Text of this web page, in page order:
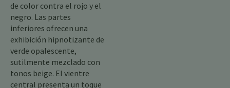
de color contra el rojo y el
negro. Las partes
inferiores ofrecen una
exhibición hipnotizante de
verde opalescente,
sutilmente mezclado con
tonos beige. El vientre
central presenta un toque